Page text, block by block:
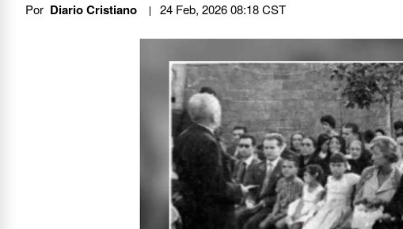
Por Diario Cristiano 24 Feb, 2026 08:18 CST